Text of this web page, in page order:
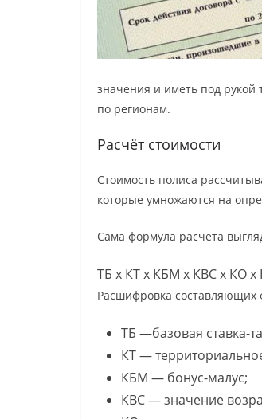
значения и иметь под рукой
по регионам.
Расчёт стоимости
Стоимость полиса
которые умножаются на
Сама формула расчёта
ТБ x КТ x КБМ x КВС x КО
Расшифровка составляющих
ТБ —базовая ставка-
КТ —
КБМ — бонус-малус;
КВС — значение